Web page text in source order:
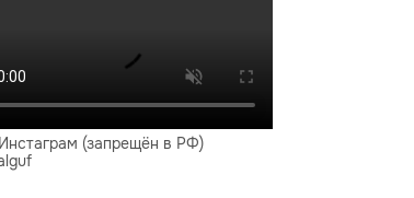
(запрещён в РФ)